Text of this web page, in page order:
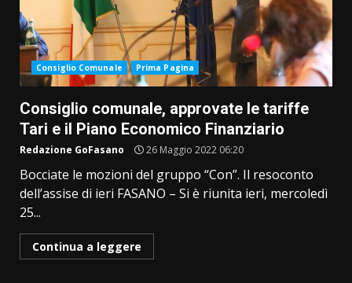
Consiglio Comunale Prima Pagina
Consiglio comunale, approvate le tariffe
Tari e il Piano Economico Finanziario
Redazione GoFasano 26 Maggio 2022 06:20
Bocciate le mozioni del gruppo “Con”. Il resoconto
dell’assise di ieri FASANO – Si è riunita ieri, mercoledì
25...
Continua a leggere